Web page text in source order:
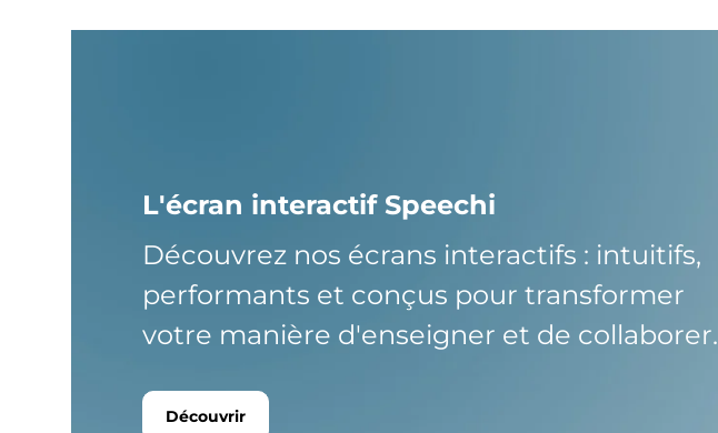
L'écran interactif Speechi
Découvrez nos écrans interactifs : intuitifs,
performants et conçus pour transformer
votre manière d'enseigner et de collaborer.
Découvrir